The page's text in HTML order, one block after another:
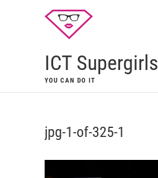
ICT Supergirls
YOU CAN DO IT
jpg-1-of-325-1